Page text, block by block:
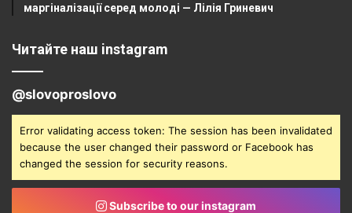
маргіналізації серед молоді — Лілія Гриневич
Читайте наш instagram
@slovoproslovo
Error validating access token: The session has been invalidated
because the user changed their password or Facebook has
changed the session for security reasons.
Subscribe to our instagram